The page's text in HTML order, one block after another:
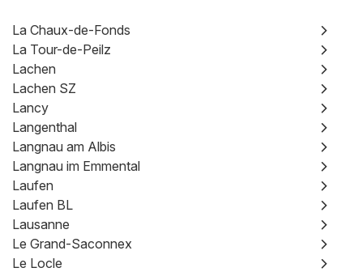
La Chaux-de-Fonds
La Tour-de-Peilz
Lachen
Lachen SZ
Lancy
Langenthal
Langnau am Albis
Langnau im Emmental
Laufen
Laufen BL
Lausanne
Le Grand-Saconnex
Le Locle